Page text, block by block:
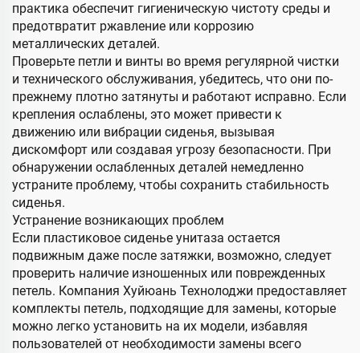
практика обеспечит гигиеническую чистоту среды и
предотвратит ржавление или коррозию
металлических деталей.
Проверьте петли и винты во время регулярной чистки
и технического обслуживания, убедитесь, что они по-
прежнему плотно затянуты и работают исправно. Если
крепления ослаблены, это может привести к
движению или вибрации сиденья, вызывая
дискомфорт или создавая угрозу безопасности. При
обнаружении ослабленных деталей немедленно
устраните проблему, чтобы сохранить стабильность
сиденья.
Устранение возникающих проблем
Если пластиковое сиденье унитаза остается
подвижным даже после затяжки, возможно, следует
проверить наличие изношенных или поврежденных
петель. Компания Хуйюань Технолоджи предоставляет
комплекты петель, подходящие для замены, которые
можно легко установить на их модели, избавляя
пользователей от необходимости замены всего